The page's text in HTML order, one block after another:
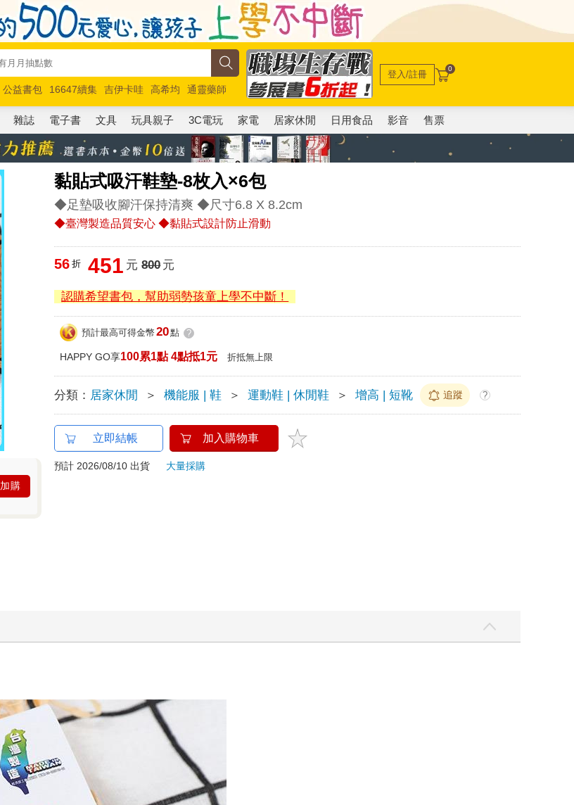
公益書包 16647續集 吉伊卡哇 高希均
通靈藥師
馬斯克 玩具總動員5 超慢跑
登入/註冊 0
雜誌 電子書 文具 玩具親子 3C電玩 家電 居家休閒 日用食品 影音 售票
黏貼式吸汗鞋墊-8枚入×6包
◆足墊吸收腳汗保持清爽 ◆尺寸6.8 X 8.2cm
◆臺灣製造品質安心 ◆黏貼式設計防止滑動
加購
56 折 451 元 800元
認購希望書包，幫助弱勢孩童上學不中斷！
預計最高可得金幣 20點 ?
HAPPY GO享100累1點 4點抵1元 折抵無上限
分類： 居家休閒 ＞ 機能服 | 鞋 ＞ 運動鞋 | 休閒鞋 ＞ 增高 | 短靴 追蹤 ?
立即結帳 加入購物車
預計 2026/08/10 出貨 大量採購